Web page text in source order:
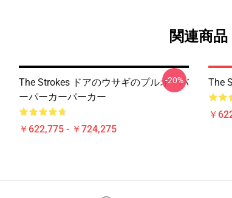
関連商品
The Strokes ドアのウサギのプルオーバ
ーパーカーパーカー
￥622,775 - ￥724,275
-20% The
￥